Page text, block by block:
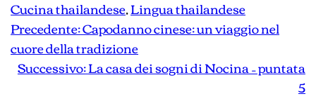
Cucina thailandese, Lingua thailandese
Precedente:Capodanno cinese: un viaggio nel
cuore della tradizione
Successivo:La casa dei sogni di Nocina – puntata
5